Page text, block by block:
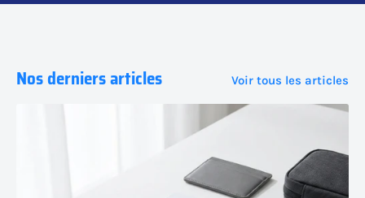
Nos derniers articles Voir tous les articles